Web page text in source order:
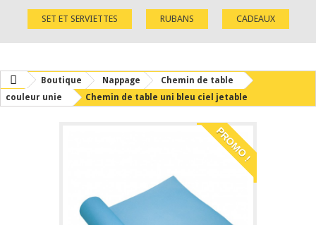
SET ET SERVIETTES RUBANS CADEAUX
Boutique Nappage
Chemin de table
couleur unie
Chemin de table uni bleu ciel jetable
PROMO !